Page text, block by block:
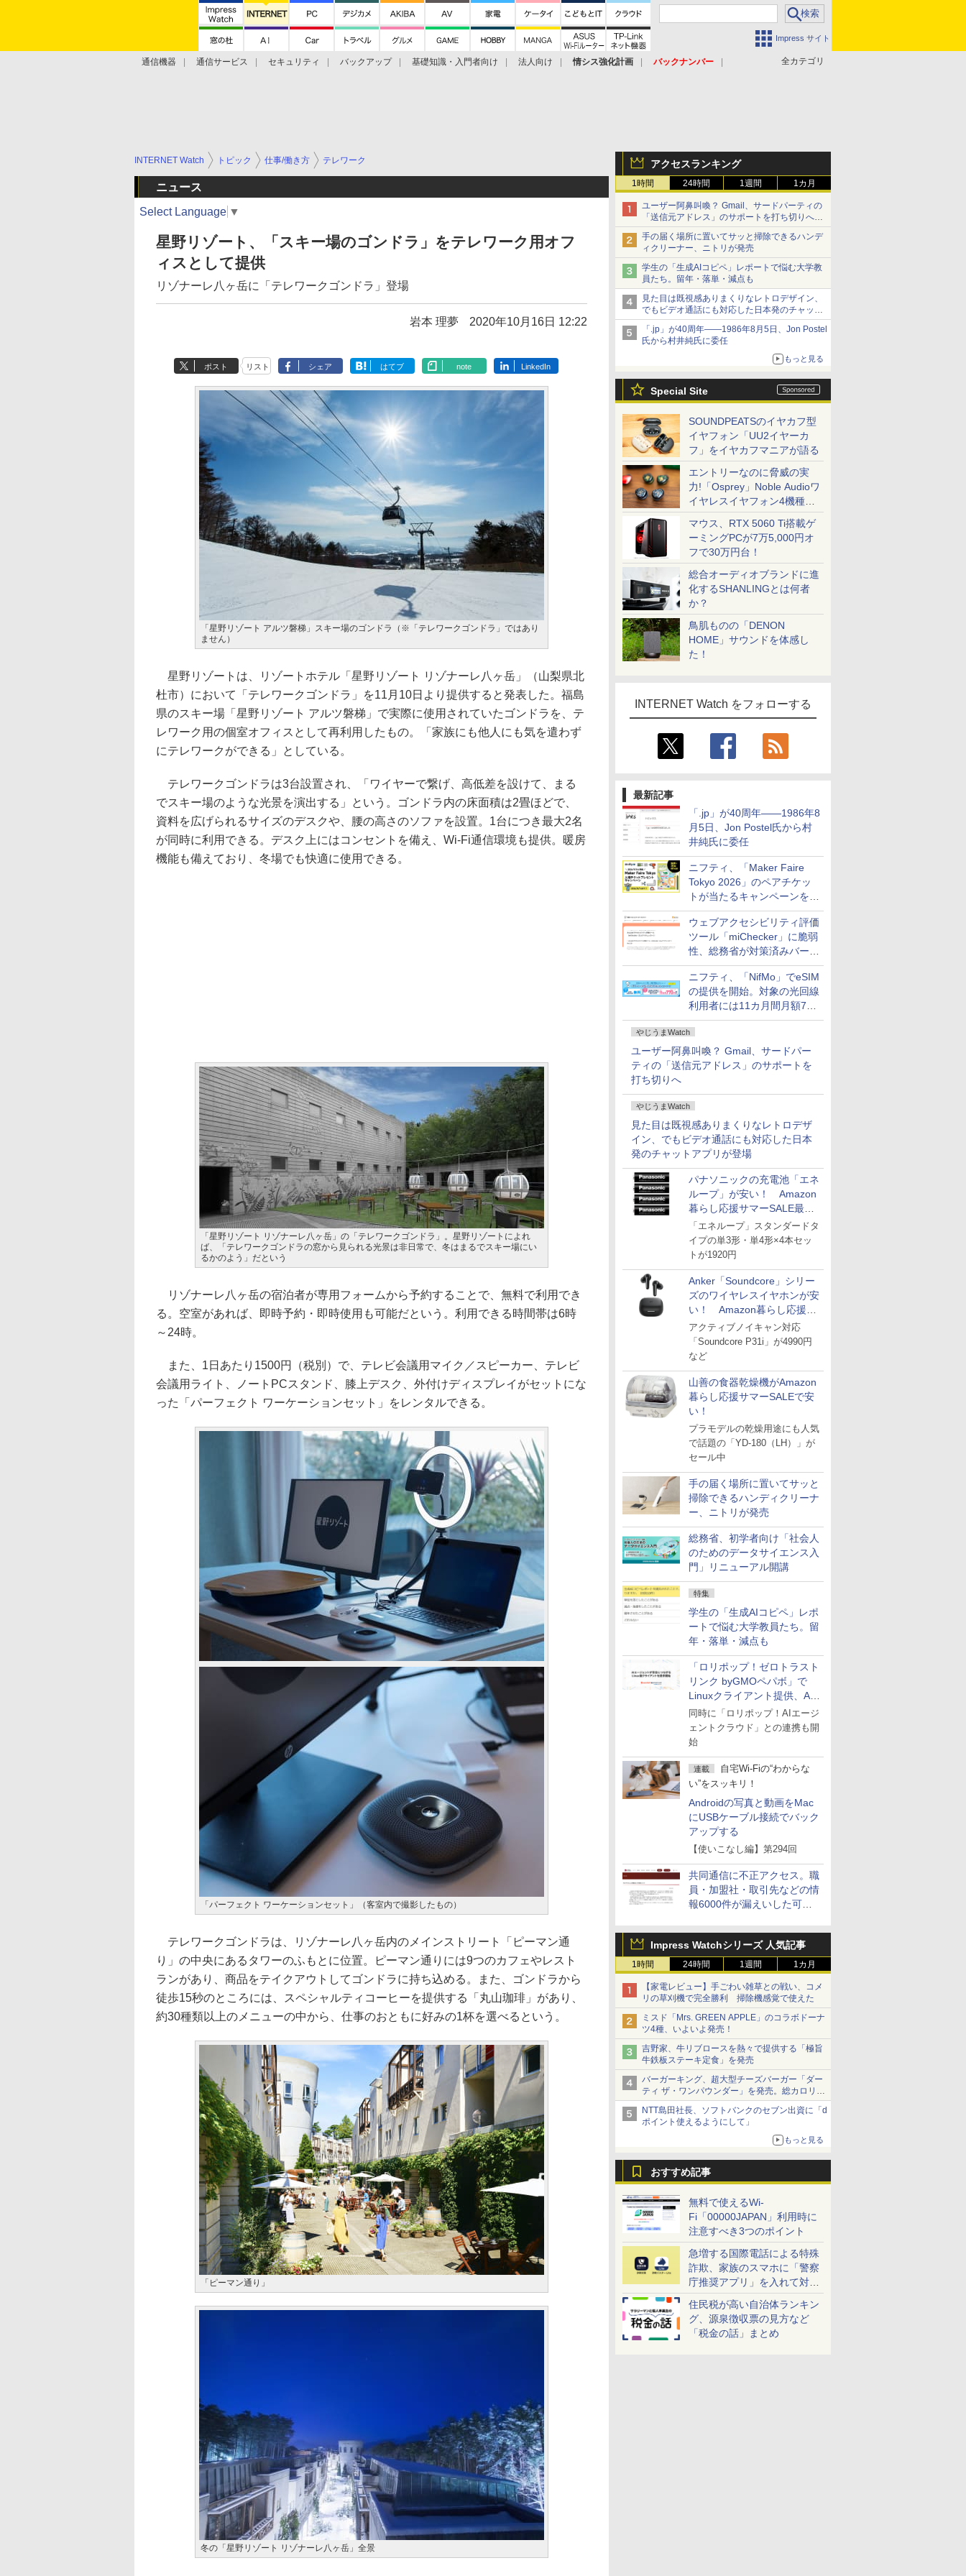
Impress サイト
全カテゴリ
通信機器 通信サービス セキュリティ バックアップ 基礎知識・入門者向け 法人向け 情シス強化計画
バックナンバー
アクセスランキング
1時間 24時間 1週間 1カ月
ユーザー阿鼻叫喚？ Gmail、サードパーティの
「送信元アドレス」のサポートを打ち切りへ
【やじうまWatch】
手の届く場所に置いてサッと掃除できるハンデ
ィクリーナー、ニトリが発売
学生の「生成AIコピペ」レポートで悩む大学教
員たち。留年・落単・減点も
見た目は既視感ありまくりなレトロデザイン、
でもビデオ通話にも対応した日本発のチャット
アプリが登場【やじうまWatch】
「.jp」が40周年――1986年8月5日、Jon Postel
氏から村井純氏に委任
もっと見る
Special Site
SOUNDPEATSのイヤカフ型
イヤフォン「UU2イヤーカ
フ」をイヤカフマニアが語る
エントリーなのに脅威の実
力!「Osprey」Noble Audioワ
イヤレスイヤフォン4機種を
一気に聴く
マウス、RTX 5060 Ti搭載ゲ
ーミングPCが7万5,000円オ
フで30万円台！
総合オーディオブランドに進
化するSHANLINGとは何者
か？
鳥肌ものの「DENON
HOME」サウンドを体感し
た！
INTERNET Watch をフォローする
最新記事
「.jp」が40周年――1986年8
月5日、Jon Postel氏から村
井純氏に委任
ニフティ、「Maker Faire
Tokyo 2026」のペアチケッ
トが当たるキャンペーンをX
で実施。8月16日まで
ウェブアクセシビリティ評価
ツール「miChecker」に脆弱
性、総務省が対策済みバージ
ョンへの更新を呼び掛け
ニフティ、「NifMo」でeSIM
の提供を開始。対象の光回線
利用者には11カ月間月額770
円割引のキャンペーン
やじうまWatch
ユーザー阿鼻叫喚？ Gmail、サードパー
ティの「送信元アドレス」のサポートを
打ち切りへ
やじうまWatch
見た目は既視感ありまくりなレトロデザ
イン、でもビデオ通話にも対応した日本
発のチャットアプリが登場
パナソニックの充電池「エネ
ループ」が安い！ Amazon
暮らし応援サマーSALE最終
日
「エネループ」スタンダードタ
イプの単3形・単4形×4本セッ
トが1920円
Anker「Soundcore」シリー
ズのワイヤレスイヤホンが安
い！ Amazon暮らし応援サ
マーSALE
アクティブノイキャン対応
「Soundcore P31i」が4990円
など
山善の食器乾燥機がAmazon
暮らし応援サマーSALEで安
い！
プラモデルの乾燥用途にも人気
で話題の「YD-180（LH）」が
セール中
手の届く場所に置いてサッと
掃除できるハンディクリーナ
ー、ニトリが発売
総務省、初学者向け「社会人
のためのデータサイエンス入
門」リニューアル開講
特集
学生の「生成AIコピペ」レポ
ートで悩む大学教員たち。留
年・落単・減点も
「ロリポップ！ゼロトラスト
リンク byGMOペパボ」で
Linuxクライアント提供、AI
エージェントの接続が容易に
同時に「ロリポップ！AIエージ
ェントクラウド」との連携も開
始
連載
自宅Wi-Fiの“わからな
い”をスッキリ！
Androidの写真と動画をMac
にUSBケーブル接続でバック
アップする
【使いこなし編】第294回
共同通信に不正アクセス。職
員・加盟社・取引先などの情
報6000件が漏えいした可能
Impress Watchシリーズ 人気記事
1時間 24時間 1週間 1カ月
【家電レビュー】手ごわい雑草との戦い、コメ
リの草刈機で完全勝利 掃除機感覚で使えた
ミスド「Mrs. GREEN APPLE」のコラボドーナ
ツ4種、いよいよ発売！
吉野家、牛リブロースを熱々で提供する「極旨
牛鉄板ステーキ定食」を発売
バーガーキング、超大型チーズバーガー「ダー
ティ ザ・ワンパウンダー」を発売。総カロリー
約1656kcal、総重量約527g！
NTT島田社長、ソフトバンクのセブン出資に「d
ポイント使えるようにして」
もっと見る
おすすめ記事
無料で使えるWi-
Fi「00000JAPAN」利用時に
注意すべき3つのポイント
急増する国際電話による特殊
詐欺、家族のスマホに「警察
庁推奨アプリ」を入れて対策
しよう！
住民税が高い自治体ランキン
グ、源泉徴収票の見方など
「税金の話」まとめ
INTERNET Watch トピック 仕事/働き方 テレワーク
ニュース
Select Language ▼
星野リゾート、「スキー場のゴンドラ」をテレワーク用オフ
ィスとして提供
リゾナーレ八ヶ岳に「テレワークゴンドラ」登場
岩本 理夢 2020年10月16日 12:22
ポスト リスト シェア はてブ note LinkedIn
「星野リゾート アルツ磐梯」スキー場のゴンドラ（※「テレワークゴンドラ」ではあり
ません）
星野リゾートは、リゾートホテル「星野リゾート リゾナーレ八ヶ岳」（山梨県北
杜市）において「テレワークゴンドラ」を11月10日より提供すると発表した。福島
県のスキー場「星野リゾート アルツ磐梯」で実際に使用されていたゴンドラを、テ
レワーク用の個室オフィスとして再利用したもの。「家族にも他人にも気を遣わず
にテレワークができる」としている。
テレワークゴンドラは3台設置され、「ワイヤーで繋げ、高低差を設けて、まる
でスキー場のような光景を演出する」という。ゴンドラ内の床面積は2畳ほどで、
資料を広げられるサイズのデスクや、腰の高さのソファを設置。1台につき最大2名
が同時に利用できる。デスク上にはコンセントを備え、Wi-Fi通信環境も提供。暖房
機能も備えており、冬場でも快適に使用できる。
「星野リゾート リゾナーレ八ヶ岳」の「テレワークゴンドラ」。星野リゾートによれ
ば、「テレワークゴンドラの窓から見られる光景は非日常で、冬はまるでスキー場にい
るかのよう」だという
リゾナーレ八ヶ岳の宿泊者が専用フォームから予約することで、無料で利用でき
る。空室があれば、即時予約・即時使用も可能だという。利用できる時間帯は6時
～24時。
また、1日あたり1500円（税別）で、テレビ会議用マイク／スピーカー、テレビ
会議用ライト、ノートPCスタンド、膝上デスク、外付けディスプレイがセットにな
った「パーフェクト ワーケーションセット」をレンタルできる。
「パーフェクト ワーケーションセット」（客室内で撮影したもの）
テレワークゴンドラは、リゾナーレ八ヶ岳内のメインストリート「ピーマン通
り」の中央にあるタワーのふもとに位置。ピーマン通りには9つのカフェやレスト
ランがあり、商品をテイクアウトしてゴンドラに持ち込める。また、ゴンドラから
徒歩15秒のところには、スペシャルティコーヒーを提供する「丸山珈琲」があり、
約30種類以上のメニューの中から、仕事のおともに好みの1杯を選べるという。
「ピーマン通り」
冬の「星野リゾート リゾナーレ八ヶ岳」全景